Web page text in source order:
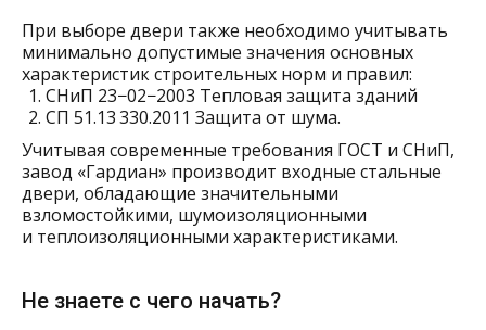
При выборе двери также необходимо учитывать
минимально допустимые значения основных
характеристик строительных норм и правил:
СНиП 23−02−2003 Тепловая защита зданий
СП 51.13 330.2011 Защита от шума.
Учитывая современные требования ГОСТ и СНиП,
завод «Гардиан» производит входные стальные
двери, обладающие значительными
взломостойкими, шумоизоляционными
и теплоизоляционными характеристиками.
Не знаете с чего начать?